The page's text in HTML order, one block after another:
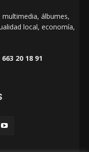
álbumes,
local, economía,
663 20 18 91